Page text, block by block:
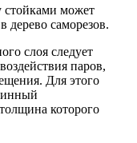
стойками может
саморезов.
слоя следует
паров,
Для этого
которого